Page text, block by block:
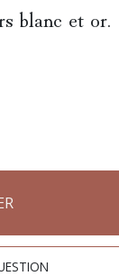
blanc et or.